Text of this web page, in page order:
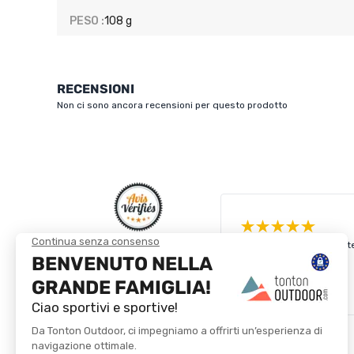
PESO :108 g
RECENSIONI
Non ci sono ancora recensioni per questo prodotto
4.8/5
Basato su4 327recensioni degli ultimi 12
mesi
Vedi tutte le recensioni
Consegnato